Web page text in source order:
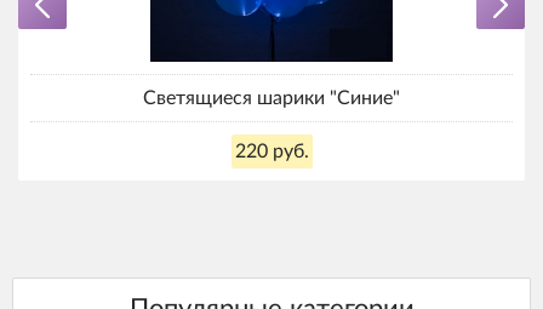
Светящиеся шарики "Синие"
220 руб.